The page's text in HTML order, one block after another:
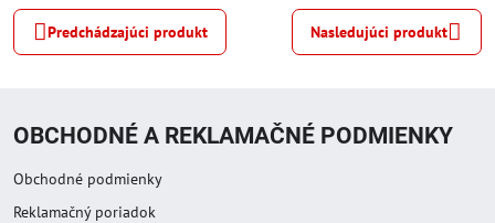
Predchádzajúci produkt Nasledujúci produkt
OBCHODNÉ A REKLAMAČNÉ PODMIENKY
Obchodné podmienky
Reklamačný poriadok